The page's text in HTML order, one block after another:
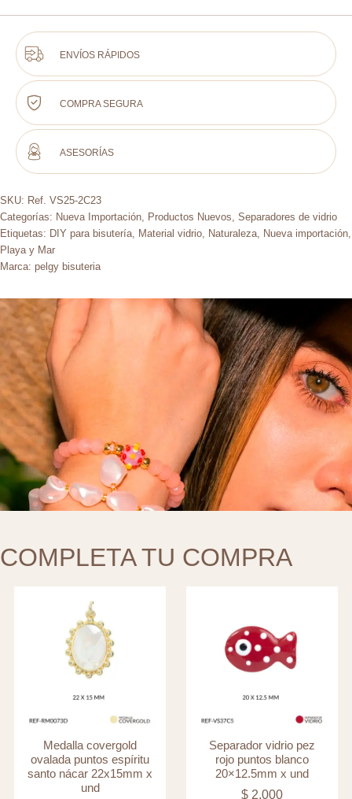
ENVÍOS RÁPIDOS
COMPRA SEGURA
ASESORÍAS
SKU: Ref. VS25-2C23
Categorías: Nueva Importación Productos Nuevos Separadores de vidrio
Etiquetas: DIY para bisutería Material vidrio Naturaleza Nueva importación
Playa y Mar
Marca: pelgy bisuteria
COMPLETA TU COMPRA
Medalla covergold
ovalada puntos espíritu
santo nácar 22x15mm x
und
Separador vidrio pez
rojo puntos blanco
20×12.5mm x und
$ 2.000